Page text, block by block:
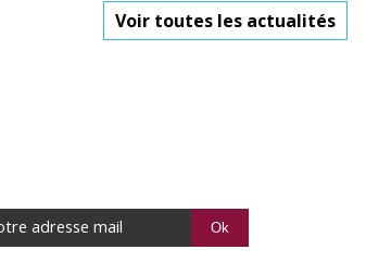
Voir toutes les actualités